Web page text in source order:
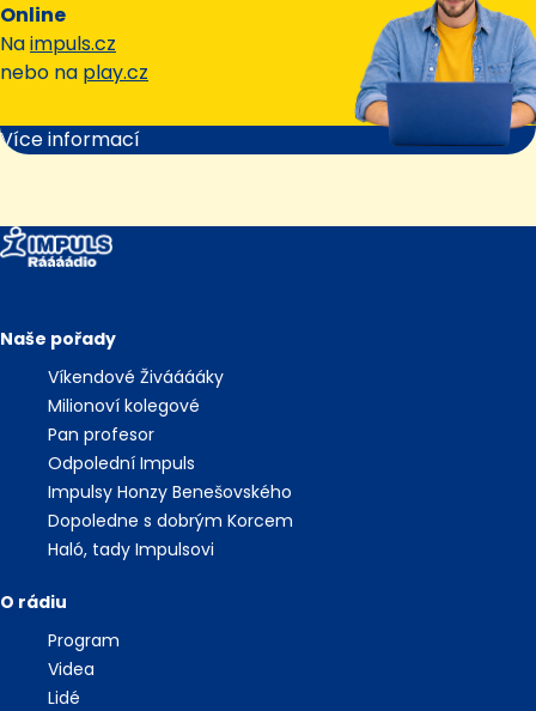
Online
Naimpuls.cz
nebo na play.cz
Více informací
Naše pořady
Víkendové Živááááky
Milionoví kolegové
Pan profesor
Odpolední Impuls
Impulsy Honzy Benešovského
Dopoledne s dobrým Korcem
Haló, tady Impulsovi
O rádiu
Program
Videa
Lidé